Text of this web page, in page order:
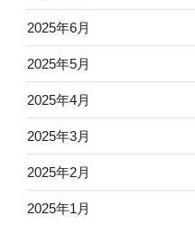
2025年6月
2025年5月
2025年4月
2025年3月
2025年2月
2025年1月